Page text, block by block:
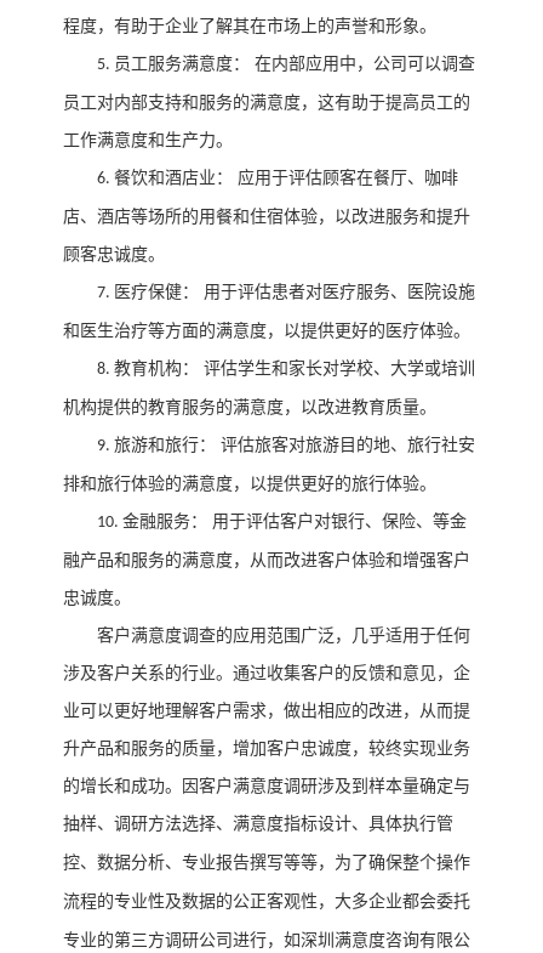
程度，有助于企业了解其在市场上的声誉和形象。
5. 员工服务满意度： 在内部应用中，公司可以调查
员工对内部支持和服务的满意度，这有助于提高员工的
工作满意度和生产力。
6. 餐饮和酒店业： 应用于评估顾客在餐厅、咖啡
店、酒店等场所的用餐和住宿体验，以改进服务和提升
顾客忠诚度。
7. 医疗保健： 用于评估患者对医疗服务、医院设施
和医生治疗等方面的满意度，以提供更好的医疗体验。
8. 教育机构： 评估学生和家长对学校、大学或培训
机构提供的教育服务的满意度，以改进教育质量。
9. 旅游和旅行： 评估旅客对旅游目的地、旅行社安
排和旅行体验的满意度，以提供更好的旅行体验。
10. 金融服务： 用于评估客户对银行、保险、等金
融产品和服务的满意度，从而改进客户体验和增强客户
忠诚度。
客户满意度调查的应用范围广泛，几乎适用于任何
涉及客户关系的行业。通过收集客户的反馈和意见，企
业可以更好地理解客户需求，做出相应的改进，从而提
升产品和服务的质量，增加客户忠诚度，较终实现业务
的增长和成功。 因客户满意度调研涉及到样本量确定与
抽样、 调研方法选择、 满意度指标设计、 具体执行管
控、 数据分析、 专业报告撰写等等， 为了确保整个操作
流程的专业性及数据的公正客观性 ， 大多企业都会委托
专业的第三方调研公司进行， 如深圳满意度咨询有限公